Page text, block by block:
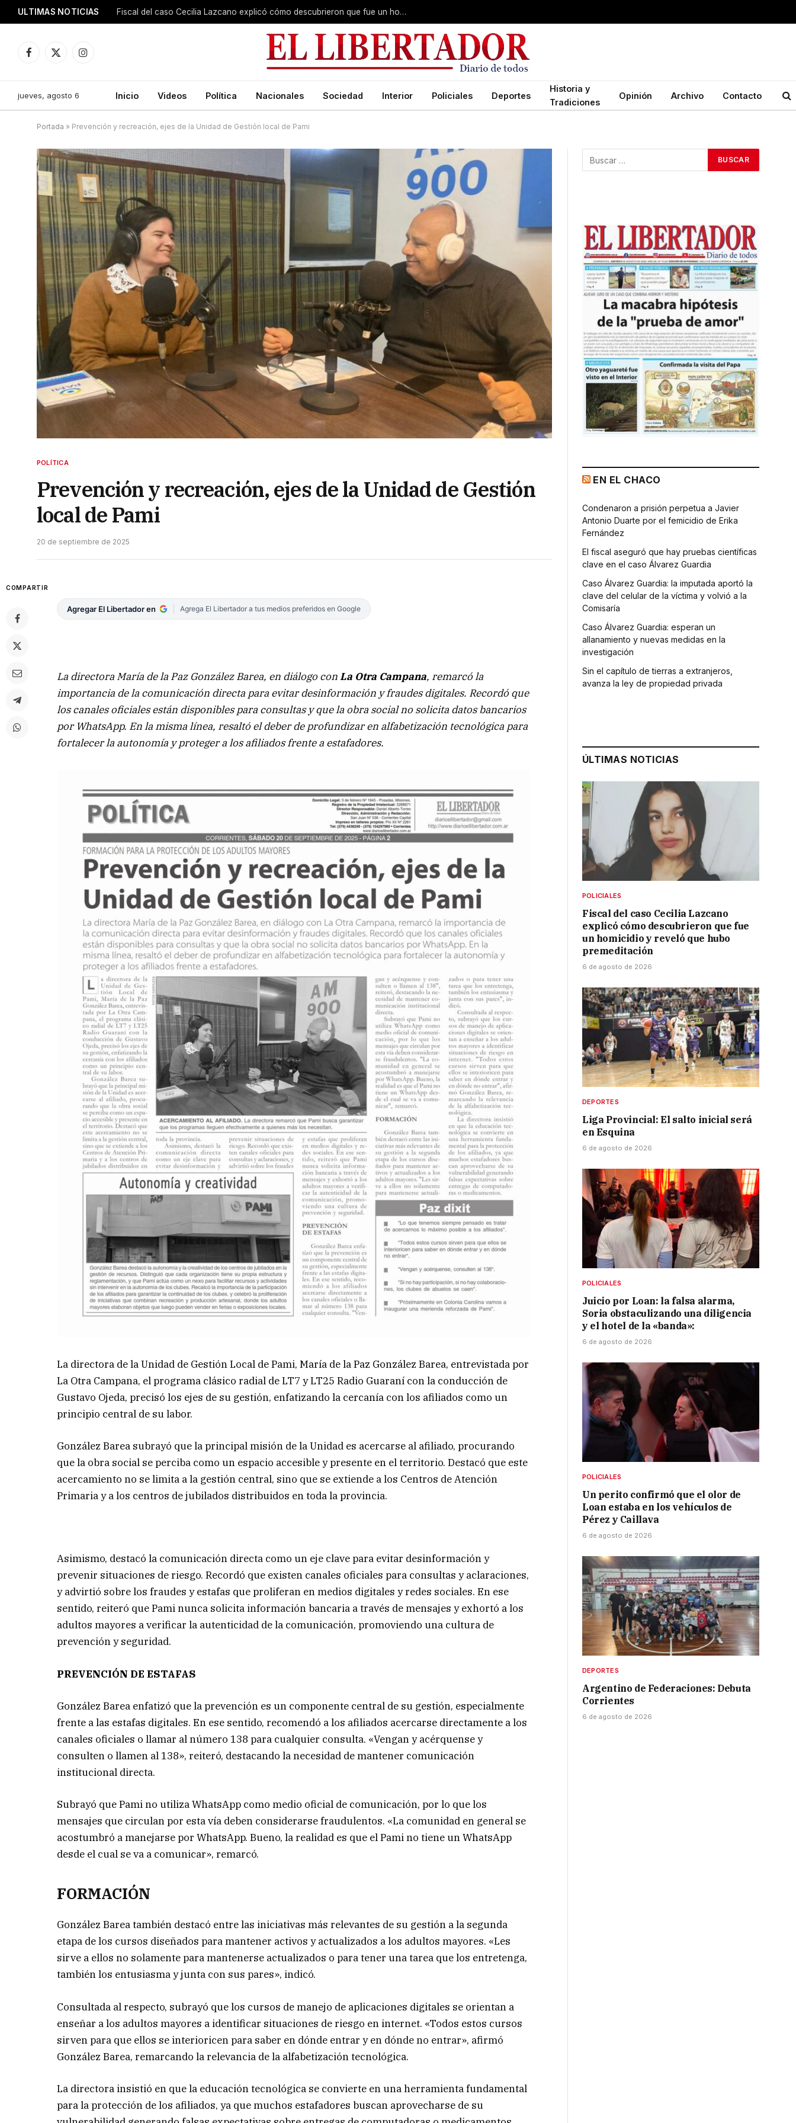
ULTIMAS NOTICIAS Fiscal del caso Cecilia Lazcano explicó cómo descubrieron que fue un homicidio y reveló que hubo premeditación
Facebook
X
Instagram
jueves, agosto 6 Inicio Videos Política Nacionales Sociedad Interior Policiales Deportes
Historia y
Tradiciones
Opinión Archivo Contacto
Portada » Prevención y recreación, ejes de la Unidad de Gestión local de Pami
POLÍTICA
Prevención y recreación, ejes de la Unidad de Gestión
local de Pami
20 de septiembre de 2025
COMPARTIR
Agregar El Libertador en Agrega El Libertador a tus medios preferidos en Google
La directora María de la Paz González Barea, en diálogo conLa Otra Campana, remarcó la
importancia de la comunicación directa para evitar desinformación y fraudes digitales. Recordó que
los canales oficiales están disponibles para consultas y que la obra social no solicita datos bancarios
por WhatsApp. En la misma línea, resaltó el deber de profundizar en alfabetización tecnológica para
fortalecer la autonomía y proteger a los afiliados frente a estafadores.
La directora de la Unidad de Gestión Local de Pami, María de la Paz González Barea, entrevistada por
La Otra Campana, el programa clásico radial de LT7 y LT25 Radio Guaraní con la conducción de
Gustavo Ojeda, precisó los ejes de su gestión, enfatizando la cercanía con los afiliados como un
principio central de su labor.
González Barea subrayó que la principal misión de la Unidad es acercarse al afiliado, procurando
que la obra social se perciba como un espacio accesible y presente en el territorio. Destacó que este
acercamiento no se limita a la gestión central, sino que se extiende a los Centros de Atención
Primaria y a los centros de jubilados distribuidos en toda la provincia.
Asimismo, destacó la comunicación directa como un eje clave para evitar desinformación y
prevenir situaciones de riesgo. Recordó que existen canales oficiales para consultas y aclaraciones,
y advirtió sobre los fraudes y estafas que proliferan en medios digitales y redes sociales. En ese
sentido, reiteró que Pami nunca solicita información bancaria a través de mensajes y exhortó a los
adultos mayores a verificar la autenticidad de la comunicación, promoviendo una cultura de
prevención y seguridad.
PREVENCIÓN DE ESTAFAS
González Barea enfatizó que la prevención es un componente central de su gestión, especialmente
frente a las estafas digitales. En ese sentido, recomendó a los afiliados acercarse directamente a los
canales oficiales o llamar al número 138 para cualquier consulta. «Vengan y acérquense y
consulten o llamen al 138», reiteró, destacando la necesidad de mantener comunicación
institucional directa.
Subrayó que Pami no utiliza WhatsApp como medio oficial de comunicación, por lo que los
mensajes que circulan por esta vía deben considerarse fraudulentos. «La comunidad en general se
acostumbró a manejarse por WhatsApp. Bueno, la realidad es que el Pami no tiene un WhatsApp
desde el cual se va a comunicar», remarcó.
FORMACIÓN
González Barea también destacó entre las iniciativas más relevantes de su gestión a la segunda
etapa de los cursos diseñados para mantener activos y actualizados a los adultos mayores. «Les
sirve a ellos no solamente para mantenerse actualizados o para tener una tarea que los entretenga,
también los entusiasma y junta con sus pares», indicó.
Consultada al respecto, subrayó que los cursos de manejo de aplicaciones digitales se orientan a
enseñar a los adultos mayores a identificar situaciones de riesgo en internet. «Todos estos cursos
sirven para que ellos se interioricen para saber en dónde entrar y en dónde no entrar», afirmó
González Barea, remarcando la relevancia de la alfabetización tecnológica.
La directora insistió en que la educación tecnológica se convierte en una herramienta fundamental
para la protección de los afiliados, ya que muchos estafadores buscan aprovecharse de su
EN EL CHACO
Condenaron a prisión perpetua a Javier
Antonio Duarte por el femicidio de Erika
Fernández
El fiscal aseguró que hay pruebas científicas
clave en el caso Álvarez Guardia
Caso Álvarez Guardia: la imputada aportó la
clave del celular de la víctima y volvió a la
Comisaría
Caso Álvarez Guardia: esperan un
allanamiento y nuevas medidas en la
investigación
Sin el capítulo de tierras a extranjeros,
avanza la ley de propiedad privada
ÚLTIMAS NOTICIAS
POLICIALES
Fiscal del caso Cecilia Lazcano
explicó cómo descubrieron que fue
un homicidio y reveló que hubo
premeditación
6 de agosto de 2026
DEPORTES
Liga Provincial: El salto inicial será
en Esquina
6 de agosto de 2026
POLICIALES
Juicio por Loan: la falsa alarma,
Soria obstaculizando una diligencia
y el hotel de la «banda»:
6 de agosto de 2026
POLICIALES
Un perito confirmó que el olor de
Loan estaba en los vehículos de
Pérez y Caillava
6 de agosto de 2026
DEPORTES
Argentino de Federaciones: Debuta
Corrientes
6 de agosto de 2026